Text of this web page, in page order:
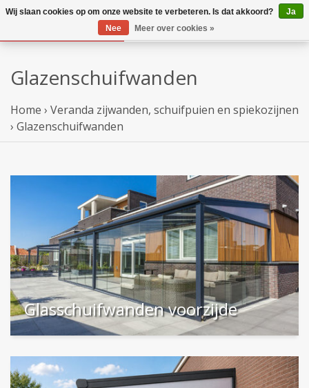
Glazenschuifwanden
Home › Veranda zijwanden, schuifpuien en spiekozijnen
› Glazenschuifwanden
Glasschuifwanden voorzijde
Wij slaan cookies op om onze website te verbeteren. Is dat akkoord?
Ja
Nee
Meer over cookies »